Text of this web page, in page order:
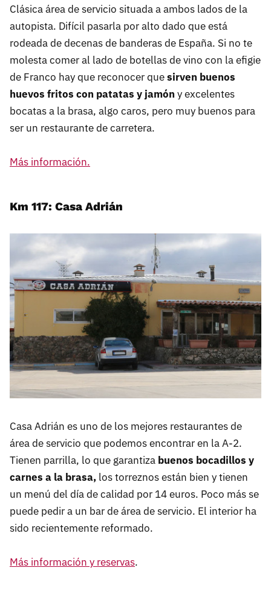
Clásica área de servicio situada a ambos lados de la
autopista. Difícil pasarla por alto dado que está
rodeada de decenas de banderas de España. Si no te
molesta comer al lado de botellas de vino con la efigie
de Franco hay que reconocer quesirven buenos
huevos fritos con patatas y jamón y excelentes
bocatas a la brasa, algo caros, pero muy buenos para
ser un restaurante de carretera.
Más información.
Km 117: Casa Adrián
Casa Adrián es uno de los mejores restaurantes de
área de servicio que podemos encontrar en la A-2.
Tienen parrilla, lo que garantiza buenos bocadillos y
carnes a la brasa, los torreznos están bien y tienen
un menú del día de calidad por 14 euros. Poco más se
puede pedir a un bar de área de servicio. El interior ha
sido recientemente reformado.
Más información y reservas.